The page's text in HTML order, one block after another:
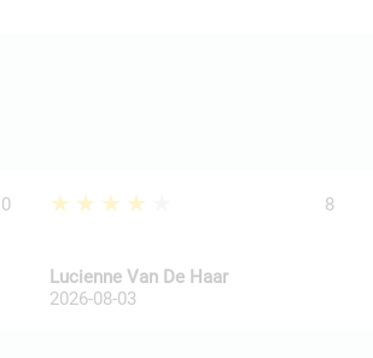
★★★★★ 8
Lucienne Van De Haar
2026-08-03